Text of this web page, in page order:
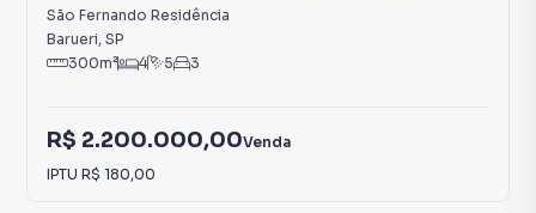
São Fernando Residência
Barueri, SP
300m² 4 5 3
R$ 2.200.000,00Venda
IPTU R$ 180,00